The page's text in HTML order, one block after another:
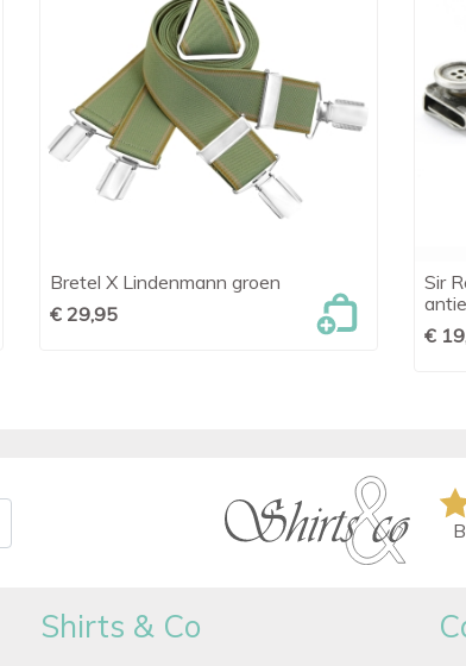
 Snel bekijken
Bretel X Lindenmann groen
€ 29,95
Sir
€
Shirts & Co